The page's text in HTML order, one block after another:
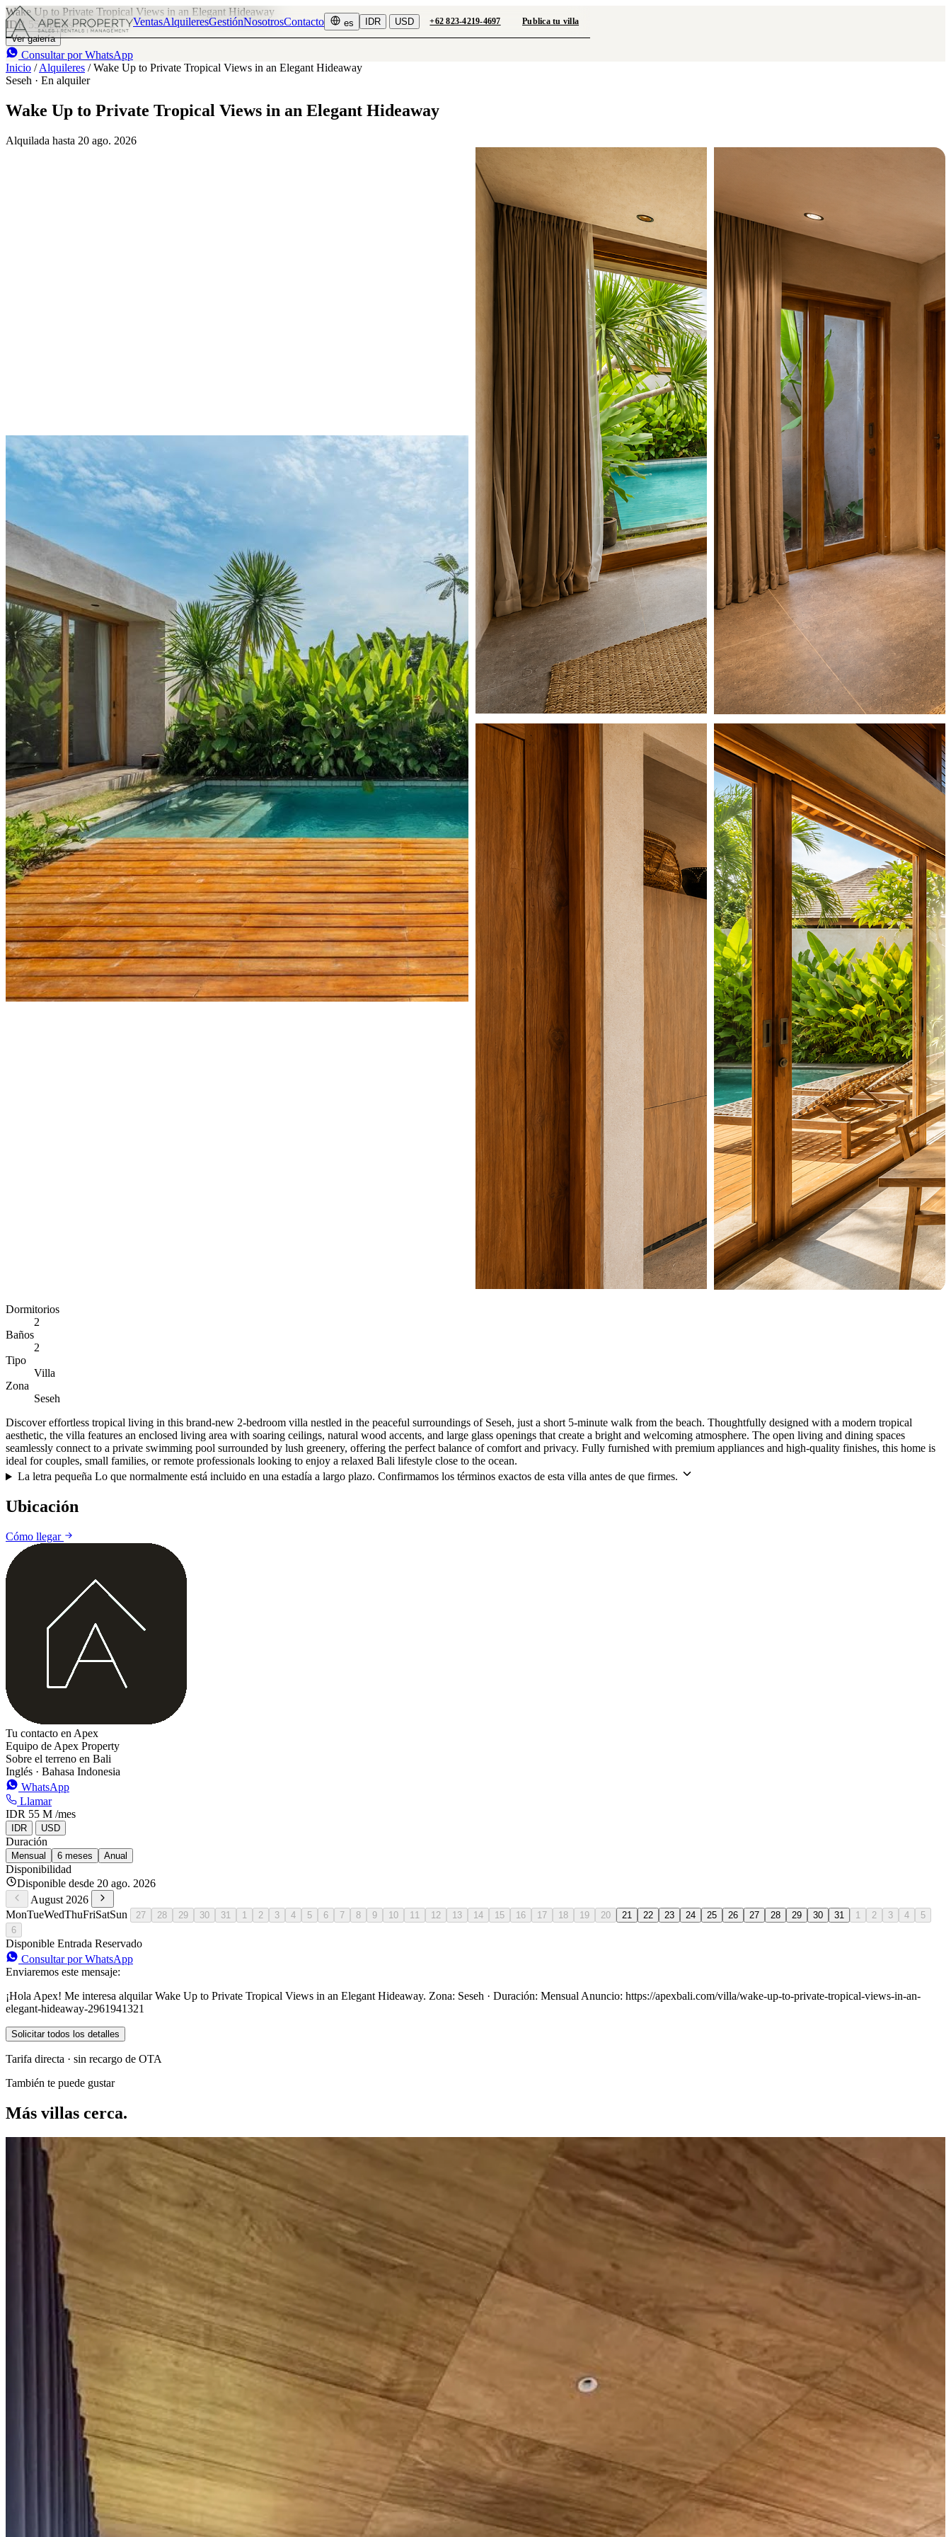
VentasAlquileresGestiónNosotrosContacto es IDR USD +62 823-4219-4697 Publica tu villa
Wake Up to Private Tropical Views in an Elegant Hideaway
IDR 55 M/mes 2 2
Ver galería
Consultar por WhatsApp
Inicio / Alquileres / Wake Up to Private Tropical Views in an Elegant Hideaway
Seseh · En alquiler
Wake Up to Private Tropical Views in an Elegant Hideaway
Alquilada hasta 20 ago. 2026
Dormitorios
2
Baños
2
Tipo
Villa
Zona
Seseh
Discover effortless tropical living in this brand-new 2-bedroom villa nestled in the peaceful surroundings of Seseh, just a short 5-minute walk from the beach. Thoughtfully designed with a modern tropical
aesthetic, the villa features an enclosed living area with soaring ceilings, natural wood accents, and large glass openings that create a bright and welcoming atmosphere. The open living and dining spaces
seamlessly connect to a private swimming pool surrounded by lush greenery, offering the perfect balance of comfort and privacy. Fully furnished with premium appliances and high-quality finishes, this home is
ideal for couples, small families, or remote professionals looking to enjoy a relaxed Bali lifestyle close to the ocean.
La letra pequeña Lo que normalmente está incluido en una estadía a largo plazo. Confirmamos los términos exactos de esta villa antes de que firmes.
Ubicación
Cómo llegar
Tu contacto en Apex
Equipo de Apex Property
Sobre el terreno en Bali
Inglés · Bahasa Indonesia
WhatsApp
Llamar
IDR 55 M /mes
IDR USD
Duración
Mensual 6 meses Anual
Disponibilidad
Disponible desde 20 ago. 2026
August 2026
MonTueWedThuFriSatSun 27 28 29 30 31 1 2 3 4 5 6 7 8 9 10 11 12 13 14 15 16 17 18 19 20 21 22 23 24 25 26 27 28 29 30 31 1 2 3 4
5
6
Disponible Entrada Reservado
Consultar por WhatsApp
Enviaremos este mensaje:
¡Hola Apex! Me interesa alquilar Wake Up to Private Tropical Views in an Elegant Hideaway. Zona: Seseh · Duración: Mensual Anuncio: https://apexbali.com/villa/wake-up-to-private-tropical-views-in-an-
elegant-hideaway-2961941321
Solicitar todos los detalles
Tarifa directa · sin recargo de OTA
También te puede gustar
Más villas cerca.